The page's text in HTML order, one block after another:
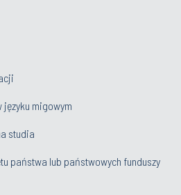
języku migowym
studia
państwa lub państwowych funduszy